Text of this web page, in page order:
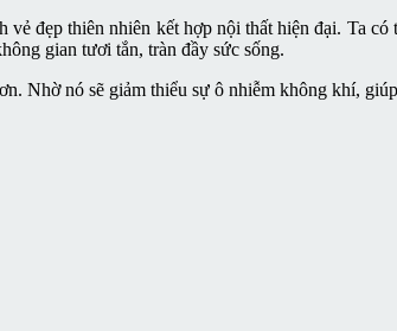
đẹp thiên nhiên kết hợp nội thất hiện đại. Ta
gian tươi tắn, tràn đầy sức sống.
Nhờ nó sẽ giảm thiểu sự ô nhiễm không khí,